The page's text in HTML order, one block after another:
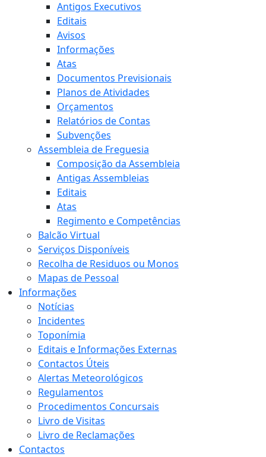
Antigos Executivos
Editais
Avisos
Informações
Atas
Documentos Previsionais
Planos de Atividades
Orçamentos
Relatórios de Contas
Subvenções
Assembleia de Freguesia
Composição da Assembleia
Antigas Assembleias
Editais
Atas
Regimento e Competências
Balcão Virtual
Serviços Disponíveis
Recolha de Residuos ou Monos
Mapas de Pessoal
Informações
Notícias
Incidentes
Toponímia
Editais e Informações Externas
Contactos Úteis
Alertas Meteorológicos
Regulamentos
Procedimentos Concursais
Livro de Visitas
Livro de Reclamações
Contactos